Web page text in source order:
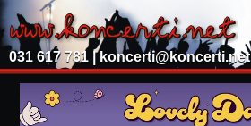
031 617 781 | koncerti@koncerti.net